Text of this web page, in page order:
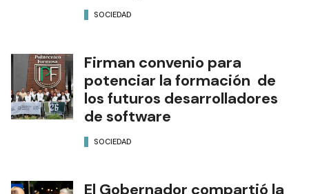
SOCIEDAD
Firman convenio para
potenciar la formación de
los futuros desarrolladores
de software
SOCIEDAD
El Gobernador compartió la